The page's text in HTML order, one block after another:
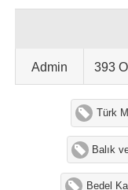
Admin 393
Türk
Balık
Bedel